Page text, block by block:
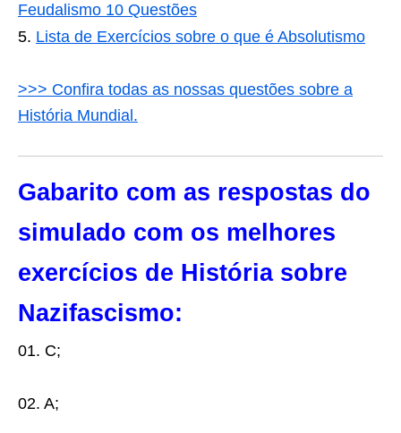
Feudalismo 10 Questões
Lista de Exercícios sobre o que é Absolutismo
>>> Confira todas as nossas questões sobre a
História Mundial.
Gabarito com as respostas do
simulado com os melhores
exercícios de História sobre
Nazifascismo:
01. C;
02. A;